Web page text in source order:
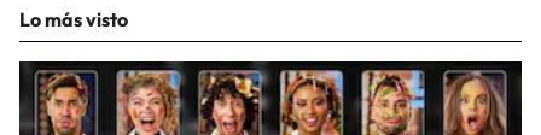
Lo más visto